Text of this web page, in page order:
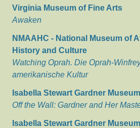
Virginia Museum of Fine Arts
Awaken
NMAAHC - National Museum of
History and Culture
Watching Oprah. Die Oprah-
amerikanische Kultur
Isabella Stewart Gardner Museum
Off the Wall: Gardner and Her
Isabella Stewart Gardner Museum